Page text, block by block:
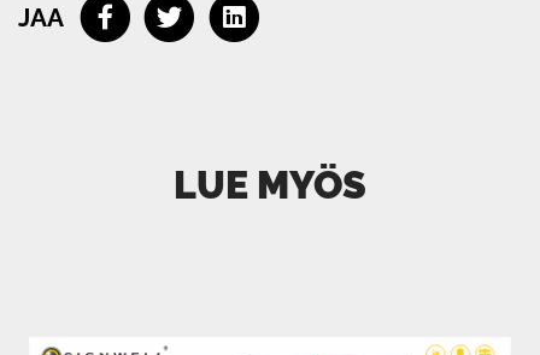
JAA
LUE MYÖS